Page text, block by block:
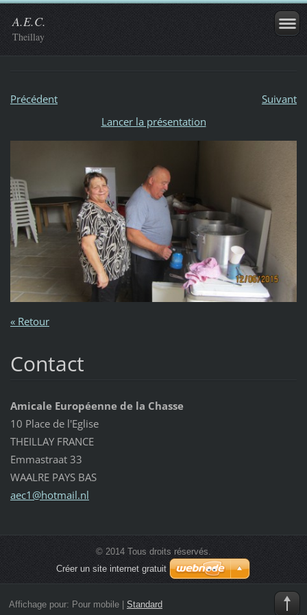
A.E.C.
Theillay
Précédent
Suivant
Lancer la présentation
« Retour
Contact
Amicale Européenne de la Chasse
10 Place de l'Eglise
THEILLAY FRANCE
Emmastraat 33
WAALRE PAYS BAS
aec1@hotmail.nl
© 2014 Tous droits réservés.
Créer un site internet gratuit
Affichage pour: Pour mobile| Standard